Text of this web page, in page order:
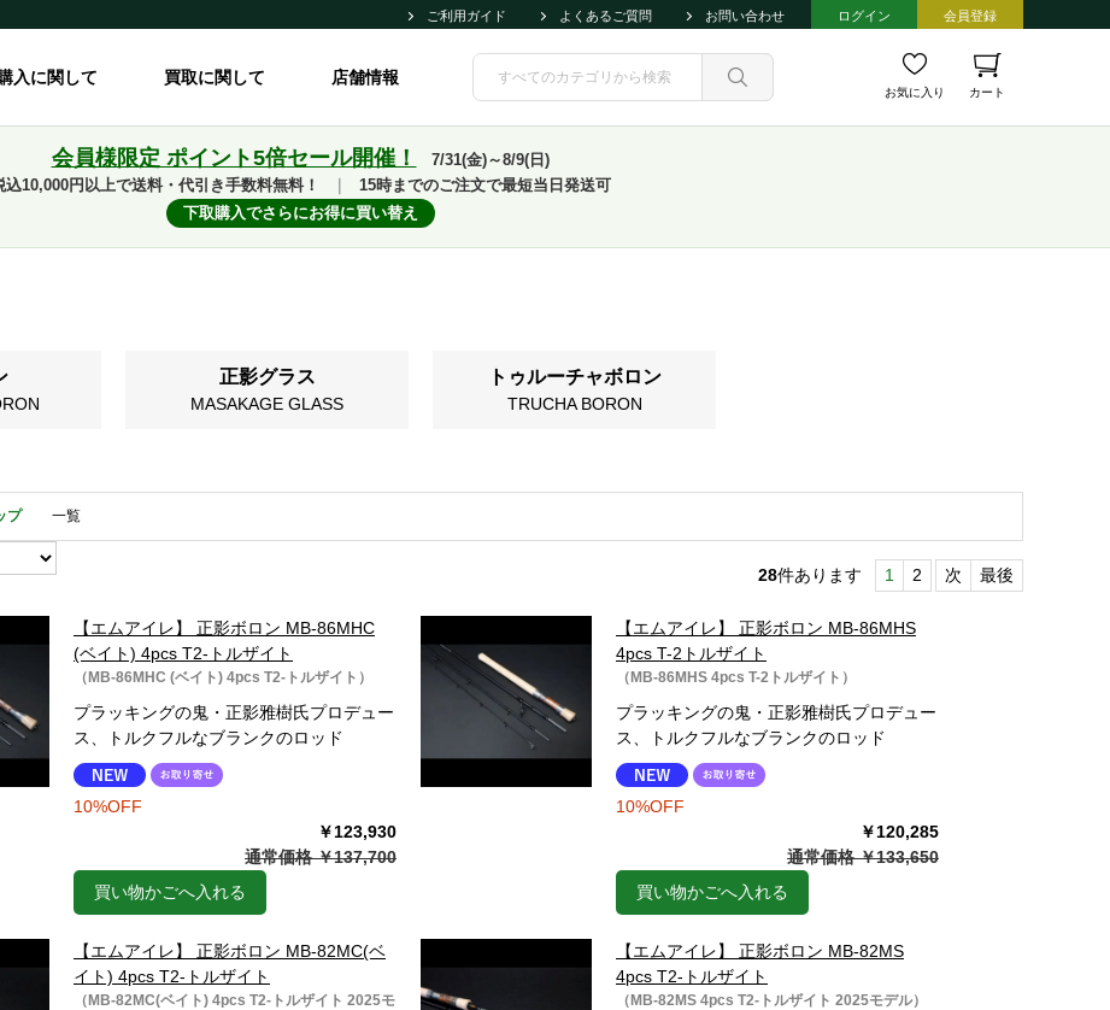
ご利用ガイド よくあるご質問 お問い合わせ ログイン 会員登録
入に関して 買取に関して 店舗情報
お気に入り カート
会員様限定 ポイント5倍セール開催！
7/31(金)～8/9(日)
込10,000円以上で送料・代引き手数料無料！
15時までのご注文で最短当日発送可
下取購入でさらにお得に買い替え
正影グラス
MASAKAGE GLASS
トゥルーチャボロン
TRUCHA BORON
プ 一覧
28件あります 1 2 次 最後
【エムアイレ】 正影ボロン MB-86MHC
(ベイト) 4pcs T2-トルザイト
（MB-86MHC (ベイト) 4pcs T2-トルザイト）
プラッキングの鬼・正影雅樹氏プロデュー
ス、トルクフルなブランクのロッド
10%OFF
￥123,930
通常価格 ￥137,700
買い物かごへ入れる
【エムアイレ】 正影ボロン MB-86MHS
4pcs T-2トルザイト
（MB-86MHS 4pcs T-2トルザイト）
プラッキングの鬼・正影雅樹氏プロデュー
ス、トルクフルなブランクのロッド
10%OFF
￥120,285
通常価格 ￥133,650
買い物かごへ入れる
【エムアイレ】 正影ボロン MB-82MC(ベ
イト) 4pcs T2-トルザイト
（MB-82MC(ベイト) 4pcs T2-トルザイト 2025モ
【エムアイレ】 正影ボロン MB-82MS
4pcs T2-トルザイト
（MB-82MS 4pcs T2-トルザイト 2025モデル）